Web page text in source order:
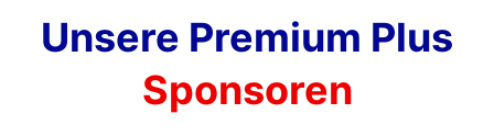
Unsere Premium Plus
Sponsoren